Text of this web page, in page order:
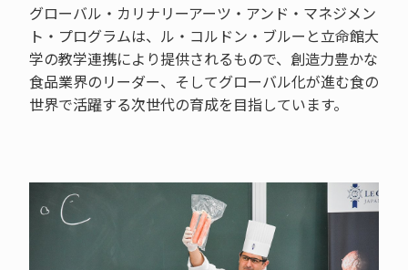
グローバル・カリナリーアーツ・アンド・マネジメン
ト・プログラムは、ル・コルドン・ブルーと立命館大
学の教学連携により提供されるもので、創造力豊かな
食品業界のリーダー、そしてグローバル化が進む食の
世界で活躍する次世代の育成を目指しています。